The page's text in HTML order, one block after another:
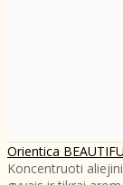
Orientica
Koncentruoti